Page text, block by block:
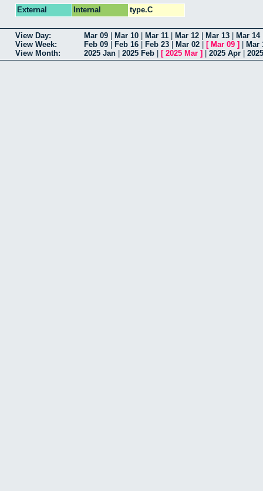
External
Internal type.C
View Day: Mar 09 Mar 10 Mar 11 Mar 12 Mar 13 Mar 14
View Week:
Feb 09 Feb 16 Feb 23 Mar 02 [ Mar 09 ]
Mar
View Month:
2025 Jan 2025 Feb [ 2025 Mar ] 2025 Apr